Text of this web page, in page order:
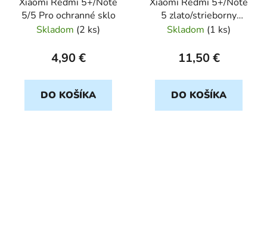
5/5 Pro ochranné sklo
Skladom (2 ks)
4,90 €
DO KOŠÍKA
5 zlato/strieborny
SHINING
Skladom (1 ks)
11,50 €
DO KOŠÍKA